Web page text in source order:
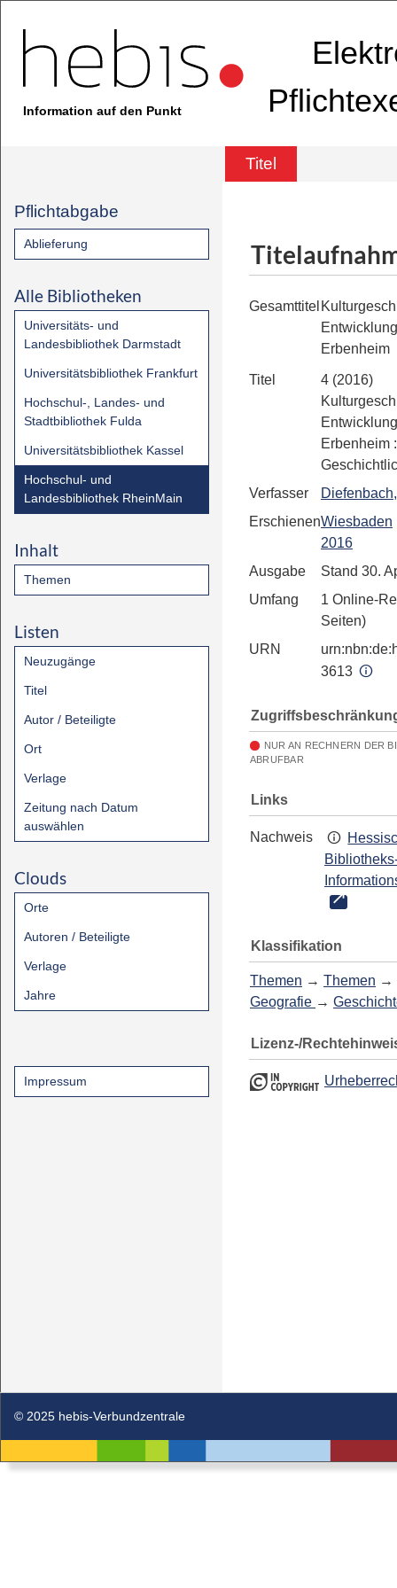
Information auf den Punkt
Titel
Pflichtabgabe
Ablieferung
Alle Bibliotheken
Universitäts- und
Landesbibliothek Darmstadt
Universitätsbibliothek Frankfurt
Hochschul-, Landes- und
Stadtbibliothek Fulda
Universitätsbibliothek Kassel
Hochschul- und
Landesbibliothek RheinMain
Inhalt
Themen
Listen
Neuzugänge
Titel
Autor / Beteiligte
Ort
Verlage
Zeitung nach Datum
auswählen
Clouds
Orte
Autoren / Beteiligte
Verlage
Jahre
Impressum
Gesamttitel
Erbenheim
Titel
4 (2016)
Erbenheim
Verfasser
ErschienenWiesbaden
2016
Ausgabe
Stand 30.
Umfang
1 Online-
Seiten)
URN
3613
NUR AN RECHNERN DER
ABRUFBAR
Links
Nachweis
Klassifikation
Themen → Themen →
Geografie →
Lizenz-/
© 2025 hebis-Verbundzentrale